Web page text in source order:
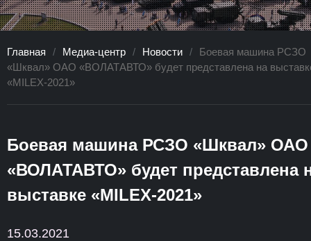
Главная / Медиа-центр / Новости /
Боевая машина РСЗО
«Шквал» ОАО «ВОЛАТАВТО» будет представлена на
«MILEX-2021»
Боевая машина РСЗО «Шквал» ОАО
«ВОЛАТАВТО» будет представлена
выставке «MILEX-2021»
15.03.2021